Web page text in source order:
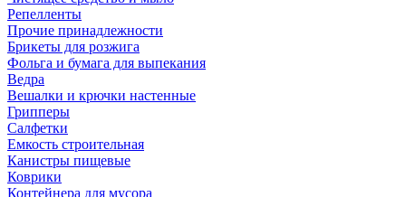
Репелленты
Прочие принадлежности
Брикеты для розжига
Фольга и бумага для выпекания
Ведра
Вешалки и крючки настенные
Грипперы
Салфетки
Емкость строительная
Канистры пищевые
Коврики
Контейнера для мусора